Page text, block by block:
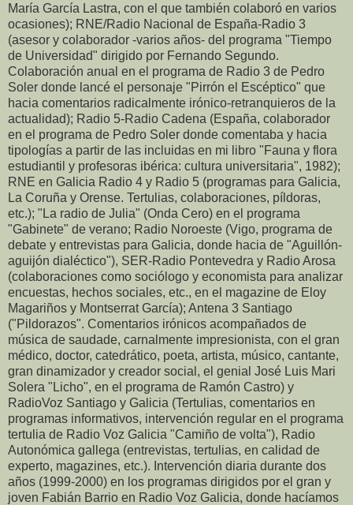
María García Lastra, con el que también colaboró en varios
ocasiones); RNE/Radio Nacional de España-Radio 3
(asesor y colaborador -varios años- del programa "Tiempo
de Universidad" dirigido por Fernando Segundo.
Colaboración anual en el programa de Radio 3 de Pedro
Soler donde lancé el personaje "Pirrón el Escéptico" que
hacia comentarios radicalmente irónico-retranquieros de la
actualidad); Radio 5-Radio Cadena (España, colaborador
en el programa de Pedro Soler donde comentaba y hacia
tipologías a partir de las incluidas en mi libro "Fauna y flora
estudiantil y profesoras ibérica: cultura universitaria", 1982);
RNE en Galicia Radio 4 y Radio 5 (programas para Galicia,
La Coruña y Orense. Tertulias, colaboraciones, píldoras,
etc.); "La radio de Julia" (Onda Cero) en el programa
"Gabinete" de verano; Radio Noroeste (Vigo, programa de
debate y entrevistas para Galicia, donde hacia de "Aguillón-
aguijón dialéctico"), SER-Radio Pontevedra y Radio Arosa
(colaboraciones como sociólogo y economista para analizar
encuestas, hechos sociales, etc., en el magazine de Eloy
Magariños y Montserrat García); Antena 3 Santiago
("Pildorazos". Comentarios irónicos acompañados de
música de saudade, carnalmente impresionista, con el gran
médico, doctor, catedrático, poeta, artista, músico, cantante,
gran dinamizador y creador social, el genial José Luis Mari
Solera "Licho", en el programa de Ramón Castro) y
RadioVoz Santiago y Galicia (Tertulias, comentarios en
programas informativos, intervención regular en el programa
tertulia de Radio Voz Galicia "Camiño de volta"), Radio
Autonómica gallega (entrevistas, tertulias, en calidad de
experto, magazines, etc.). Intervención diaria durante dos
años (1999-2000) en los programas dirigidos por el gran y
joven Fabián Barrio en Radio Voz Galicia, donde hacíamos